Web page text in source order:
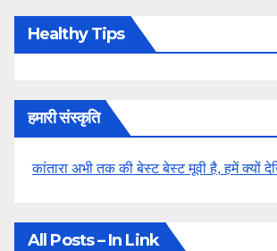
Healthy Tips
हमारी संस्कृति
कांतारा अभी तक की बेस्ट बेस्ट मूवी है, हमें क्यों
All Posts – In Link